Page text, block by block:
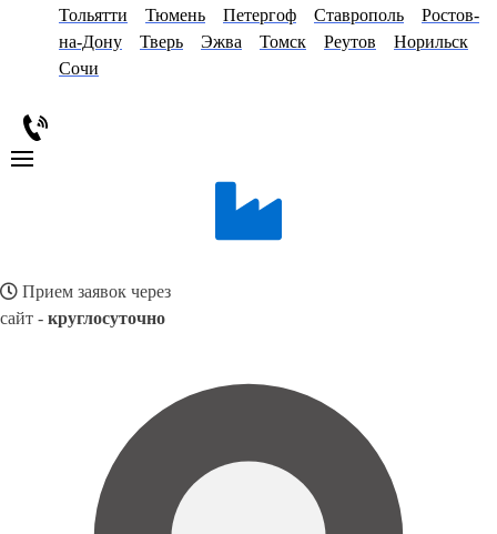
Тольятти
Тюмень Петергоф Ставрополь
Ростов-
на-Дону
Тверь Эжва Томск Реутов
Норильск
Сочи
Прием заявок через
сайт - круглосуточно